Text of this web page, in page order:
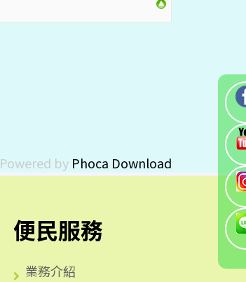
Powered by Phoca Download
便民服務
業務介紹